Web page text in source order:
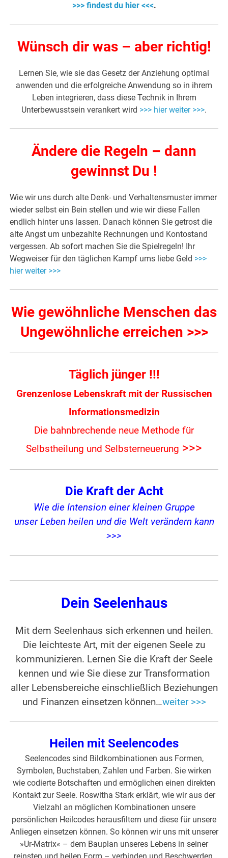
>>> findest du hier <<<.
Wünsch dir was – aber richtig!
Lernen Sie, wie sie das Gesetz der Anziehung optimal
anwenden und die erfolgreiche Anwendung so in ihrem
Leben integrieren, dass diese Technik in Ihrem
Unterbewusstsein verankert wird >>> hier weiter >>>.
Ändere die Regeln – dann
gewinnst Du !
Wie wir uns durch alte Denk- und Verhaltensmuster immer
wieder selbst ein Bein stellen und wie wir diese Fallen
endlich hinter uns lassen. Danach können Sie getrost die
alte Angst um unbezahlte Rechnungen und Kontostand
vergessen. Ab sofort machen Sie die Spielregeln! Ihr
Wegweiser für den täglichen Kampf ums liebe Geld >>>
hier weiter >>>
Wie gewöhnliche Menschen das
Ungewöhnliche erreichen >>>
Täglich jünger !!!
Grenzenlose Lebenskraft mit der Russischen
Informationsmedizin
Die bahnbrechende neue Methode für
Selbstheilung und Selbsterneuerung >>>
Die Kraft der Acht
Wie die Intension einer kleinen Gruppe
unser Leben heilen und die Welt verändern kann
>>>
Dein Seelenhaus
Mit dem Seelenhaus sich erkennen und heilen.
Die leichteste Art, mit der eigenen Seele zu
kommunizieren. Lernen Sie die Kraft der Seele
kennen und wie Sie diese zur Transformation
aller Lebensbereiche einschließlich Beziehungen
und Finanzen einsetzen können…weiter >>>
Heilen mit Seelencodes
Seelencodes sind Bildkombinationen aus Formen,
Symbolen, Buchstaben, Zahlen und Farben. Sie wirken
wie codierte Botschaften und ermöglichen einen direkten
Kontakt zur Seele. Roswitha Stark erklärt, wie wir aus der
Vielzahl an möglichen Kombinationen unsere
persönlichen Heilcodes herausfiltern und diese für unsere
Anliegen einsetzen können. So können wir uns mit unserer
»Ur-Matrix« – dem Bauplan unseres Lebens in seiner